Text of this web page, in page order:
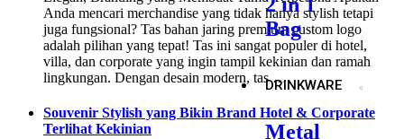
2 in 1
Bag
DRINKWARE
Metal
Anda mencari merchandise yang tidak hanya stylish tetapi
juga fungsional? Tas bahan jaring premium custom logo
adalah pilihan yang tepat! Tas ini sangat populer di hotel,
villa, dan corporate yang ingin tampil kekinian dan ramah
lingkungan. Dengan desain modern, tas …
Souvenir Stylish yang Bikin Brand Hotel & Corporate
Terlihat Kekinian